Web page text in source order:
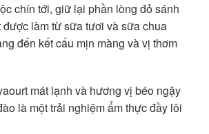
chín tới, giữ lại phần lòng đỏ sánh
được làm từ sữa tươi và sữa chua
đến kết cấu mịn màng và vị thơm
mát lạnh và hương vị béo ngậy
là một trải nghiệm ẩm thực đầy lôi